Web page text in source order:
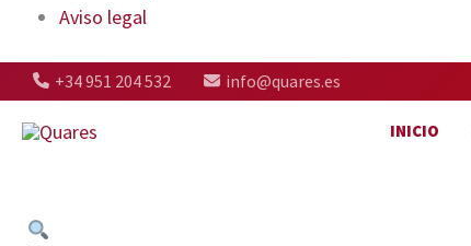
Aviso legal
+34 951 204 532 info@quares.es
INICIO